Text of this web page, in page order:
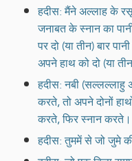
हदीस: मैंने अल्लाह के
जनाबत के स्नान का
पर दो (या तीन) बार
अपने हाथ को दो (या
हदीस: नबी
करते, तो अपने दोनों
करते, फिर स्नान करते।
हदीस: तुममें से जो जुमे